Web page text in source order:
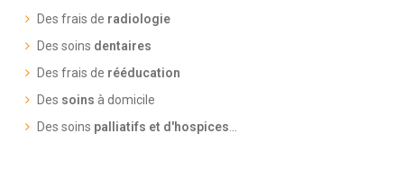
Des frais de radiologie
Des soins dentaires
Des frais de rééducation
Des soins à domicile
Des soins palliatifs et d'hospices